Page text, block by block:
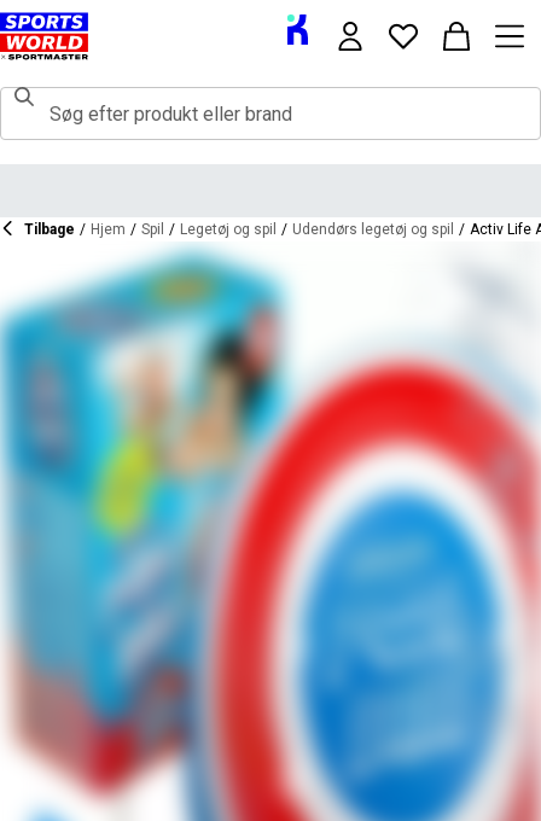
Tilbage / Hjem / Spil / Legetøj og spil / Udendørs legetøj og spil / Activ Life